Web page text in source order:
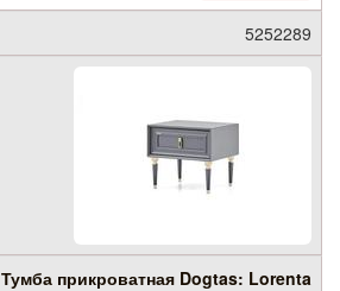
5252289
Тумба прикроватная Dogtas: Lorenta